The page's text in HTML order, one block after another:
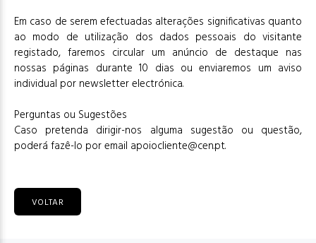
Em caso de serem efectuadas alterações significativas quanto
ao modo de utilização dos dados pessoais do visitante
registado, faremos circular um anúncio de destaque nas
nossas páginas durante 10 dias ou enviaremos um aviso
individual por newsletter electrónica.
Perguntas ou Sugestões
Caso pretenda dirigir-nos alguma sugestão ou questão,
poderá fazê-lo por email apoiocliente@cen.pt.
VOLTAR